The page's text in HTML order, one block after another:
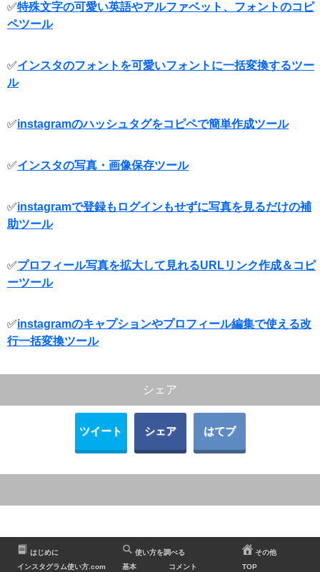
✅特殊文字の可愛い英語やアルファベット、フォントのコピ
ペツール
✅インスタのフォントを可愛いフォントに一括変換するツー
ル
✅instagramのハッシュタグをコピペで簡単作成ツール
✅インスタの写真・画像保存ツール
✅instagramで登録もログインもせずに写真を見るだけの補
助ツール
✅プロフィール写真を拡大して見れるURLリンク作成＆コピ
ーツール
✅instagramのキャプションやプロフィール編集で使える改
行一括変換ツール
シェア
ツイート シェア はてブ
はじめに
インスタグラム使い方.com
使い方を調べる
基本
コメント
その他
TOP